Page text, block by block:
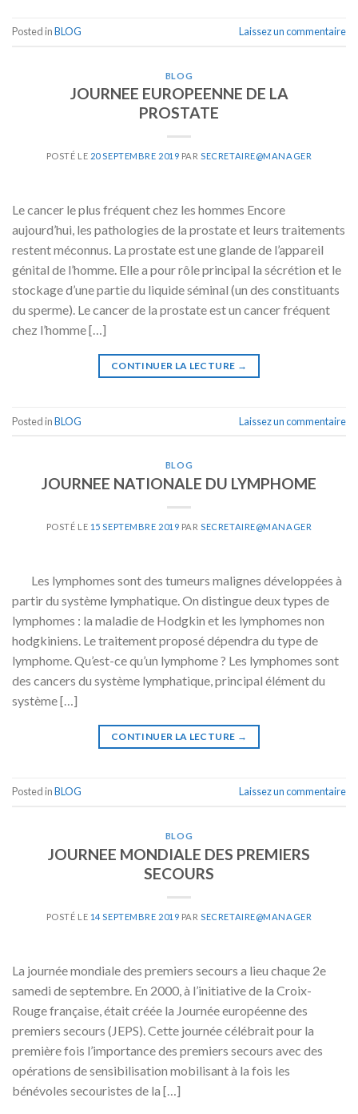
Posted inBLOG Laissez un commentaire
BLOG
JOURNEE EUROPEENNE DE LA
PROSTATE
POSTÉ LE 20 SEPTEMBRE 2019 PARSECRETAIRE@MANAGER
Le cancer le plus fréquent chez les hommes Encore
aujourd’hui, les pathologies de la prostate et leurs traitements
restent méconnus. La prostate est une glande de l’appareil
génital de l’homme. Elle a pour rôle principal la sécrétion et le
stockage d’une partie du liquide séminal (un des constituants
du sperme). Le cancer de la prostate est un cancer fréquent
chez l’homme […]
CONTINUER LA LECTURE →
Posted inBLOG Laissez un commentaire
BLOG
JOURNEE NATIONALE DU LYMPHOME
POSTÉ LE 15 SEPTEMBRE 2019 PARSECRETAIRE@MANAGER
Les lymphomes sont des tumeurs malignes développées à
partir du système lymphatique. On distingue deux types de
lymphomes : la maladie de Hodgkin et les lymphomes non
hodgkiniens. Le traitement proposé dépendra du type de
lymphome. Qu’est-ce qu’un lymphome ? Les lymphomes sont
des cancers du système lymphatique, principal élément du
système […]
CONTINUER LA LECTURE →
Posted inBLOG Laissez un commentaire
BLOG
JOURNEE MONDIALE DES PREMIERS
SECOURS
POSTÉ LE 14 SEPTEMBRE 2019 PAR SECRETAIRE@MANAGER
La journée mondiale des premiers secours a lieu chaque 2e
samedi de septembre. En 2000, à l’initiative de la Croix-
Rouge française, était créée la Journée européenne des
premiers secours (JEPS). Cette journée célébrait pour la
première fois l’importance des premiers secours avec des
opérations de sensibilisation mobilisant à la fois les
bénévoles secouristes de la […]